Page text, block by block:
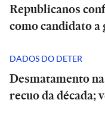
Republicanos
como candidato
DADOS DO DETER
Desmatamento
recuo da década;